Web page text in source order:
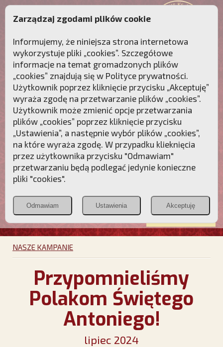
Przebudźmy sumienia Polaków!
Polonia
Christiana
PCh24.pl
Przymierze
POZNAJ APOSTOLAT FATIMY WESPRZYJ
NAS
NASZE KAMPANIE
Przypomnieliśmy
Polakom Świętego
Antoniego!
lipiec 2024
Zarządzaj zgodami plików cookie
Informujemy, że niniejsza strona internetowa
wykorzystuje pliki „cookies”. Szczegółowe
informacje na temat gromadzonych plików
„cookies” znajdują się w Polityce prywatności.
Użytkownik poprzez kliknięcie przycisku „Akceptuję”
wyraża zgodę na przetwarzanie plików „cookies”.
Użytkownik może zmienić opcje przetwarzania
plików „cookies” poprzez kliknięcie przycisku
„Ustawienia”, a następnie wybór plików „cookies”,
na które wyraża zgodę. W przypadku klieknięcia
przez użytkownika przycisku "Odmawiam"
przetwarzaniu będą podlegać jedynie konieczne
pliki "cookies".
Odmawiam Ustawienia Akceptuję